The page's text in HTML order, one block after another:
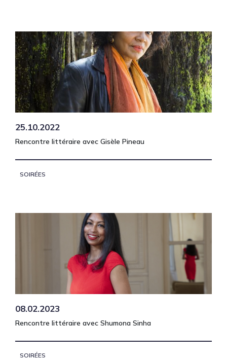
25.10.2022
Rencontre littéraire avec Gisèle Pineau
SOIRÉES
08.02.2023
Rencontre littéraire avec Shumona Sinha
SOIRÉES